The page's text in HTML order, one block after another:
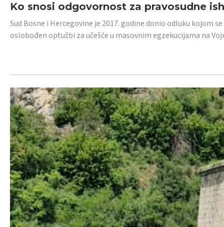
Ko snosi odgovornost za pravosudne
Sud Bosne i Hercegovine je 2017. godine donio odluku kojom
oslobođen optužbi za učešće u masovnim egzekucijama na